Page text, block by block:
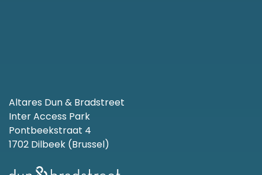
Altares Dun & Bradstreet
Inter Access Park
Pontbeekstraat 4
1702 Dilbeek (Brussel)